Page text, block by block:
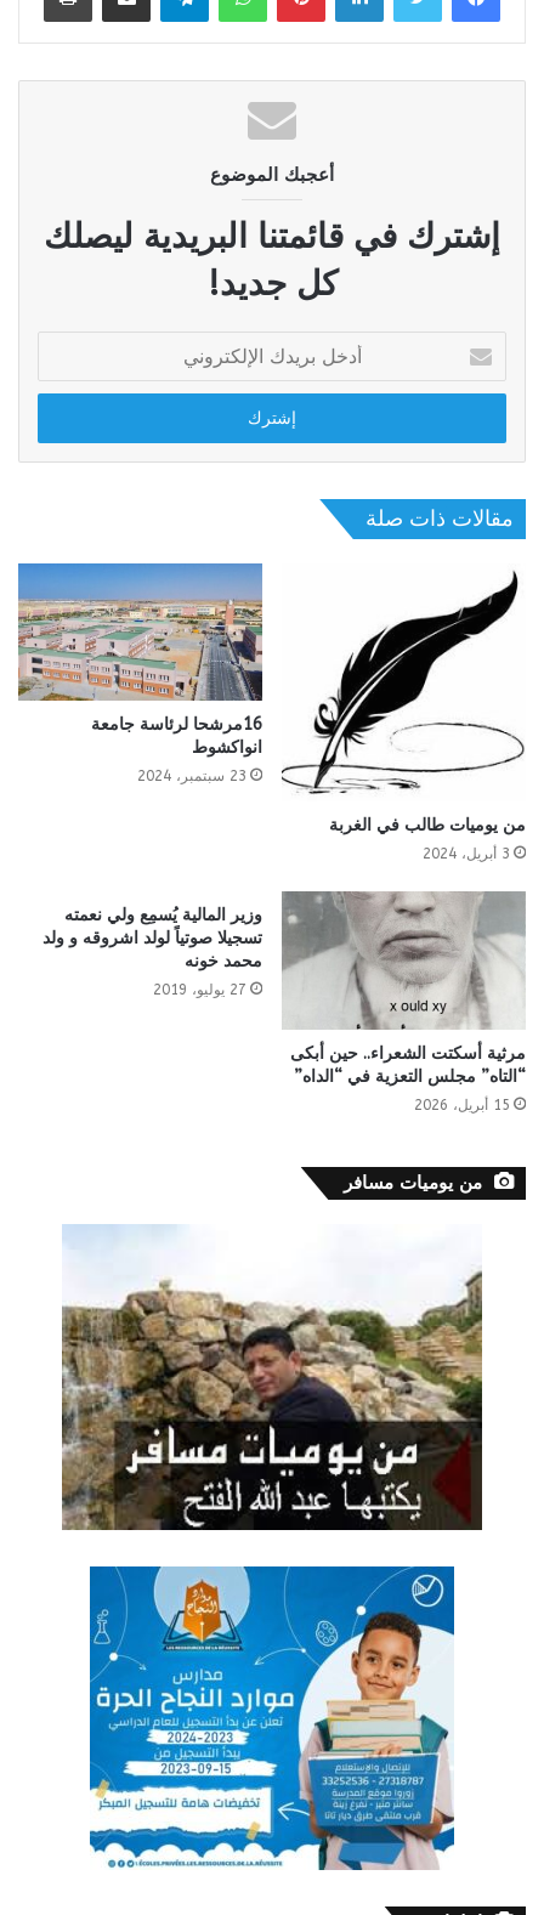
أعجبك الموضوع
إشترك في قائمتنا البريدية ليصلك
كل جديد!
بريدك
الإلكتروني
مقالات ذات صلة
من يوميات طالب في الغربة
3 أبريل، 2024
16مرشحا لرئاسة جامعة
انواكشوط
23 سبتمبر، 2024
مرثية أسكتت الشعراء.. حين أبكى
“التاه” مجلس التعزية في “الداه”
15 أبريل، 2026
وزير المالية يُسمِع ولي نعمته
تسجيلا صوتياً لولد اشروقه و ولد
محمد خونه
27 يوليو، 2019
من يوميات مسافر